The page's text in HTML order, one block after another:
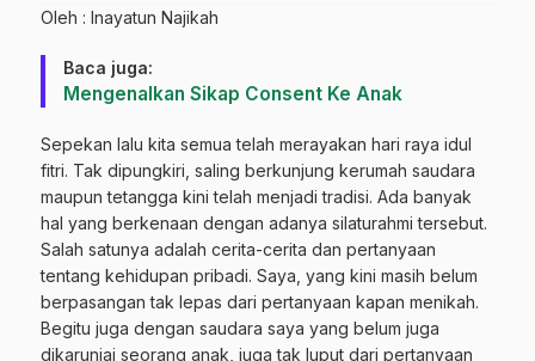
Oleh : Inayatun Najikah
Baca juga:
Mengenalkan Sikap Consent Ke Anak
Sepekan lalu kita semua telah merayakan hari raya idul
fitri. Tak dipungkiri, saling berkunjung kerumah saudara
maupun tetangga kini telah menjadi tradisi. Ada banyak
hal yang berkenaan dengan adanya silaturahmi tersebut.
Salah satunya adalah cerita-cerita dan pertanyaan
tentang kehidupan pribadi. Saya, yang kini masih belum
berpasangan tak lepas dari pertanyaan kapan menikah.
Begitu juga dengan saudara saya yang belum juga
dikaruniai seorang anak, juga tak luput dari pertanyaan